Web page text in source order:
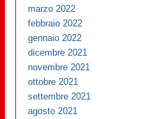
marzo 2022
febbraio 2022
gennaio 2022
dicembre 2021
novembre 2021
ottobre 2021
settembre 2021
agosto 2021